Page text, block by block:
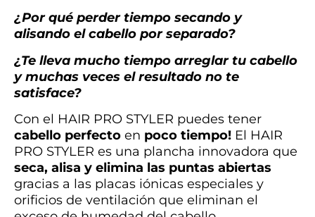
¿Por qué perder tiempo secando y
alisando el cabello por separado?
¿Te lleva mucho tiempo arreglar tu cabello
y muchas veces el resultado no te
satisface?
Con el HAIR PRO STYLER puedes tener
cabello perfecto en poco tiempo! El HAIR
PRO STYLER es una plancha innovadora que
seca, alisa y elimina las puntas abiertas
gracias a las placas iónicas especiales y
orificios de ventilación que eliminan el